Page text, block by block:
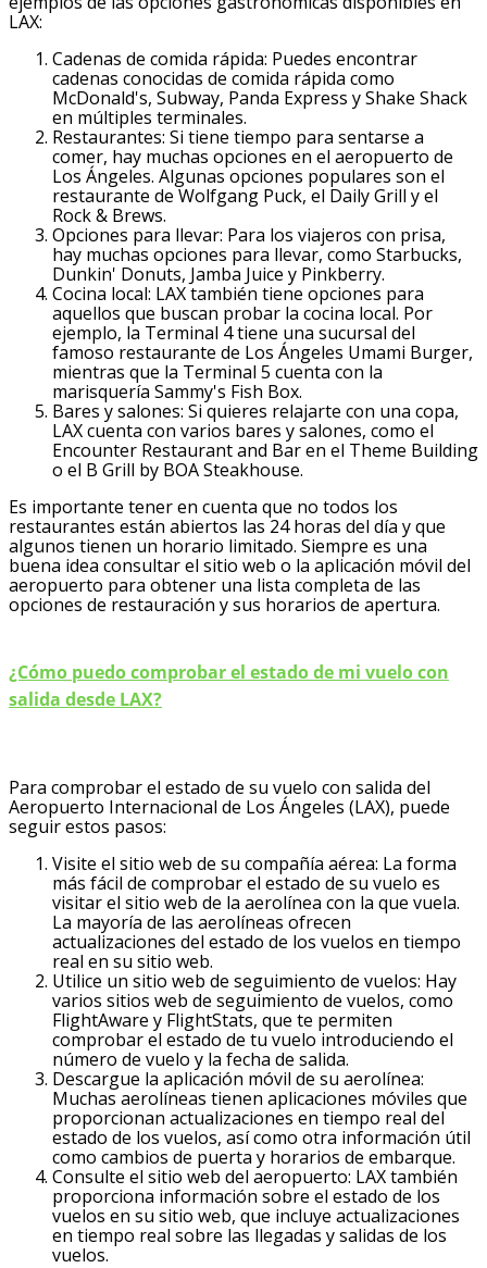
LAX:
Cadenas de comida rápida: Puedes encontrar
cadenas conocidas de comida rápida como
McDonald's, Subway, Panda Express y Shake Shack
en múltiples terminales.
Restaurantes: Si tiene tiempo para sentarse a
comer, hay muchas opciones en el aeropuerto de
Los Ángeles. Algunas opciones populares son el
restaurante de Wolfgang Puck, el Daily Grill y el
Rock & Brews.
Opciones para llevar: Para los viajeros con prisa,
hay muchas opciones para llevar, como Starbucks,
Dunkin' Donuts, Jamba Juice y Pinkberry.
Cocina local: LAX también tiene opciones para
aquellos que buscan probar la cocina local. Por
ejemplo, la Terminal 4 tiene una sucursal del
famoso restaurante de Los Ángeles Umami Burger,
mientras que la Terminal 5 cuenta con la
marisquería Sammy's Fish Box.
Bares y salones: Si quieres relajarte con una copa,
LAX cuenta con varios bares y salones, como el
Encounter Restaurant and Bar en el Theme Building
o el B Grill by BOA Steakhouse.
Es importante tener en cuenta que no todos los
restaurantes están abiertos las 24 horas del día y que
algunos tienen un horario limitado. Siempre es una
buena idea consultar el sitio web o la aplicación móvil del
aeropuerto para obtener una lista completa de las
opciones de restauración y sus horarios de apertura.
¿Cómo puedo comprobar el estado de mi vuelo con
salida desde LAX?
Para comprobar el estado de su vuelo con salida del
Aeropuerto Internacional de Los Ángeles (LAX), puede
seguir estos pasos:
Visite el sitio web de su compañía aérea: La forma
más fácil de comprobar el estado de su vuelo es
visitar el sitio web de la aerolínea con la que vuela.
La mayoría de las aerolíneas ofrecen
actualizaciones del estado de los vuelos en tiempo
real en su sitio web.
Utilice un sitio web de seguimiento de vuelos: Hay
varios sitios web de seguimiento de vuelos, como
FlightAware y FlightStats, que te permiten
comprobar el estado de tu vuelo introduciendo el
número de vuelo y la fecha de salida.
Descargue la aplicación móvil de su aerolínea:
Muchas aerolíneas tienen aplicaciones móviles que
proporcionan actualizaciones en tiempo real del
estado de los vuelos, así como otra información útil
como cambios de puerta y horarios de embarque.
Consulte el sitio web del aeropuerto: LAX también
proporciona información sobre el estado de los
vuelos en su sitio web, que incluye actualizaciones
en tiempo real sobre las llegadas y salidas de los
vuelos.